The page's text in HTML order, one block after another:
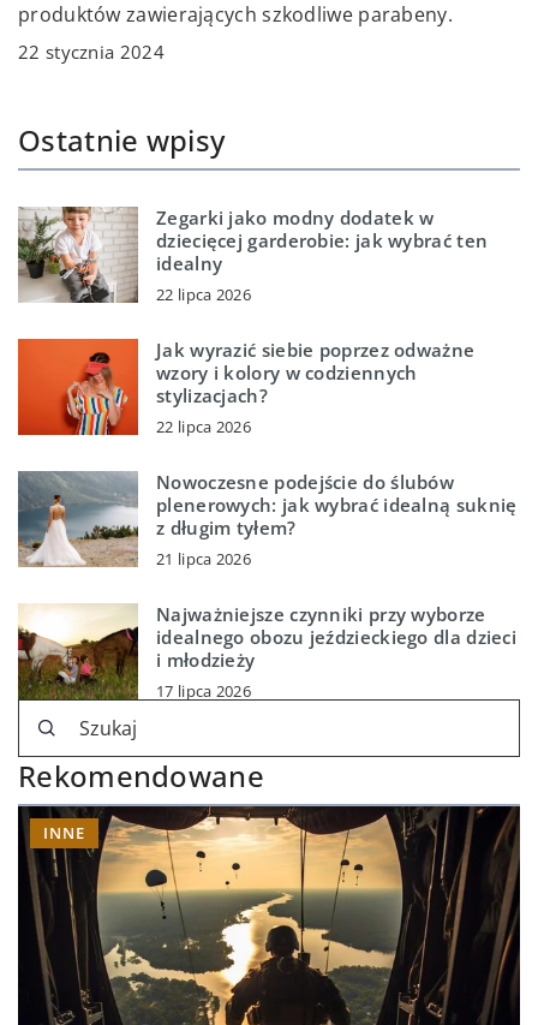
produktów zawierających szkodliwe parabeny.
22 stycznia 2024
Ostatnie wpisy
Zegarki jako modny dodatek w
dziecięcej garderobie: jak wybrać ten
idealny
22 lipca 2026
Jak wyrazić siebie poprzez odważne
wzory i kolory w codziennych
stylizacjach?
22 lipca 2026
Nowoczesne podejście do ślubów
plenerowych: jak wybrać idealną suknię
z długim tyłem?
21 lipca 2026
Najważniejsze czynniki przy wyborze
idealnego obozu jeździeckiego dla dzieci
i młodzieży
17 lipca 2026
Rekomendowane
INNE